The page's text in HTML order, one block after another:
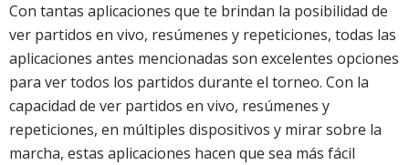
Con tantas aplicaciones que te brindan la posibilidad de
ver partidos en vivo, resúmenes y repeticiones, todas las
aplicaciones antes mencionadas son excelentes opciones
para ver todos los partidos durante el torneo. Con la
capacidad de ver partidos en vivo, resúmenes y
repeticiones, en múltiples dispositivos y mirar sobre la
marcha, estas aplicaciones hacen que sea más fácil